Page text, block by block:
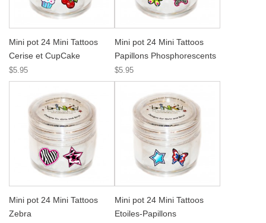
Mini pot 24 Mini Tattoos
Cerise et CupCake
$5.95
Mini pot 24 Mini Tattoos
Papillons Phosphorescents
$5.95
Mini pot 24 Mini Tattoos
Zebra
Mini pot 24 Mini Tattoos
Etoiles-Papillons